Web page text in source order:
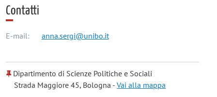
Contatti
E-mail: anna.sergi@unibo.it
Dipartimento di Scienze Politiche e Sociali
Strada Maggiore 45, Bologna -Vai alla mappa